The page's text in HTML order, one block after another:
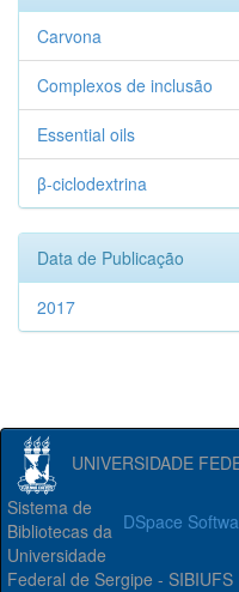
Carvona
Complexos de inclusão
Essential oils
β-ciclodextrina
Data de Publicação
2017
UNIVERSIDADE
DSpace
Sistema de
Bibliotecas da
Universidade
Federal de Sergipe - SIBIUFS